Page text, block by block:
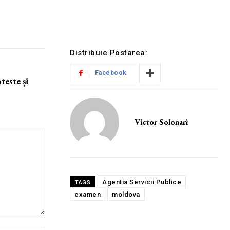
și
Distribuie Postarea:
Facebook
Victor Solonari
TAGS
Agentia Servicii Publice
examen
moldova